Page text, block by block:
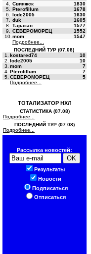
4.
Свияжск
1830
5.
Pterofillum
1678
6.
lode2005
1630
7.
duk
1605
8.
Таракан
1577
9.
СЕВЕРОМОРЕЦ
1552
10. mom
1547
Подробнее...
ПОСЛЕДНИЙ ТУР (07.08)
1.
kostared74
10
2. lode2005
10
3. mom
7
4. Pterofillum
7
5. СЕВЕРОМОРЕЦ
5
Подробнее...
ТОТАЛИЗАТОР НХЛ
СТАТИСТИКА (07.08)
Подробнее...
ПОСЛЕДНИЙ ТУР (07.08)
Подробнее...
Рассылка новостей:
Результаты
Новости
Подписаться
Отписаться